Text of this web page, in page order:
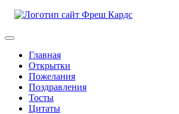
Главная
Открытки
Пожелания
Поздравления
Тосты
Цитаты